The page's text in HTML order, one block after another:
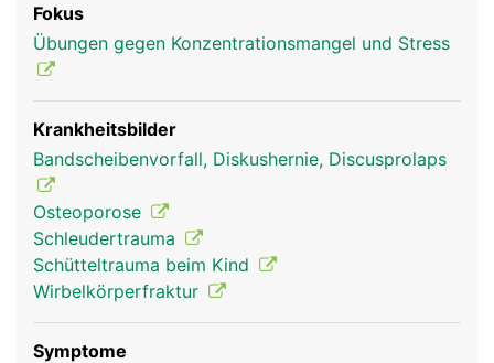
Halswirbelsäule
Fokus
Übungen gegen Konzentrationsmangel und Stress
Krankheitsbilder
Bandscheibenvorfall, Diskushernie, Discusprolaps
Osteoporose
Schleudertrauma
Schütteltrauma beim Kind
Wirbelkörperfraktur
Symptome